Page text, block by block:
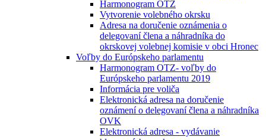
Harmonogram OTZ
Vytvorenie volebného okrsku
Adresa na doručenie oznámenia o
delegovaní člena a náhradníka do
okrskovej volebnej komisie v obci Hronec
Voľby do Európskeho parlamentu
Harmonogram OTZ- voľby do
Európskeho parlamentu 2019
Informácia pre voliča
Elektronická adresa na doručenie
oznámení o delegovaní člena a náhradníka
OVK
Elektronická adresa - vydávanie